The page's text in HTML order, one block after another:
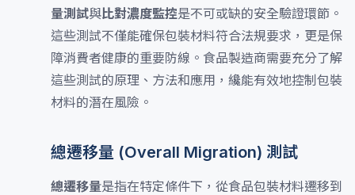
量測試與比對濃度監控是不可或缺的安全驗證環節。
這些測試不僅能確保包裝材料符合法規要求，更是保
障消費者健康的重要防線。食品製造商需要充分了解
這些測試的原理、方法和應用，纔能有效地控制包裝
材料的潛在風險。
總遷移量 (Overall Migration) 測試
總遷移量是指在特定條件下，從食品包裝材料遷移到